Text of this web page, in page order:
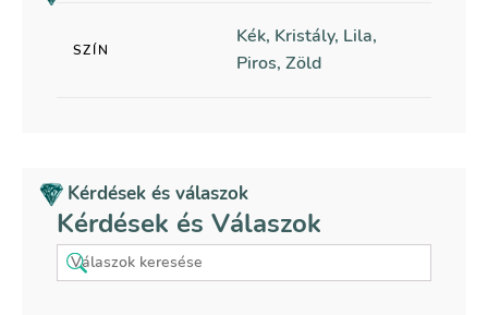
SZÍN
Kék, Kristály, Lila,
Piros, Zöld
Kérdések és válaszok
Kérdések és Válaszok